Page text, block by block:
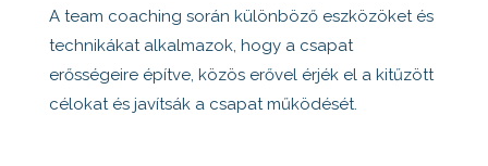
A team coaching során különböző eszközöket és
technikákat alkalmazok, hogy a csapat
erősségeire építve, közös erővel érjék el a kitűzött
célokat és javítsák a csapat működését.